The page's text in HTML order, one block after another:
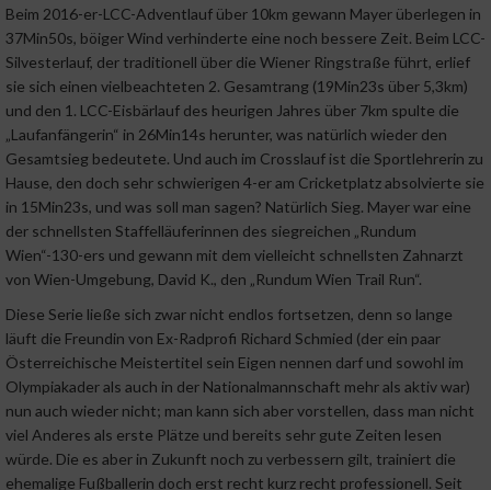
Beim 2016-er-LCC-Adventlauf über 10km gewann Mayer überlegen in
37Min50s, böiger Wind verhinderte eine noch bessere Zeit. Beim LCC-
Silvesterlauf, der traditionell über die Wiener Ringstraße führt, erlief
sie sich einen vielbeachteten 2. Gesamtrang (19Min23s über 5,3km)
und den 1. LCC-Eisbärlauf des heurigen Jahres über 7km spulte die
„Laufanfängerin“ in 26Min14s herunter, was natürlich wieder den
Gesamtsieg bedeutete. Und auch im Crosslauf ist die Sportlehrerin zu
Hause, den doch sehr schwierigen 4-er am Cricketplatz absolvierte sie
in 15Min23s, und was soll man sagen? Natürlich Sieg. Mayer war eine
der schnellsten Staffelläuferinnen des siegreichen „Rundum
Wien“-130-ers und gewann mit dem vielleicht schnellsten Zahnarzt
von Wien-Umgebung, David K., den „Rundum Wien Trail Run“.
Diese Serie ließe sich zwar nicht endlos fortsetzen, denn so lange
läuft die Freundin von Ex-Radprofi Richard Schmied (der ein paar
Österreichische Meistertitel sein Eigen nennen darf und sowohl im
Olympiakader als auch in der Nationalmannschaft mehr als aktiv war)
nun auch wieder nicht; man kann sich aber vorstellen, dass man nicht
viel Anderes als erste Plätze und bereits sehr gute Zeiten lesen
würde. Die es aber in Zukunft noch zu verbessern gilt, trainiert die
ehemalige Fußballerin doch erst recht kurz recht professionell. Seit